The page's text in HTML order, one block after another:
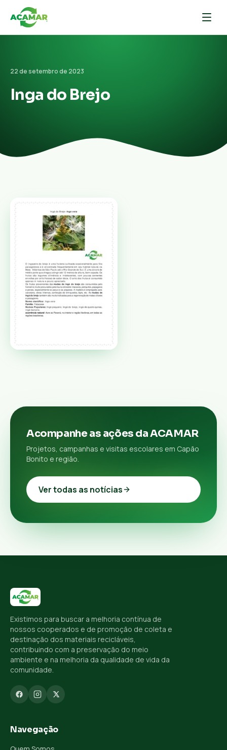
22 de setembro de 2023
Inga do Brejo
Acompanhe as ações da ACAMAR
Projetos, campanhas e visitas escolares em Capão
Bonito e região.
Ver todas as notícias
Existimos para buscar a melhoria contínua de
nossos cooperados e de promoção de coleta e
destinação dos materiais recicláveis,
contribuindo com a preservação do meio
ambiente e na melhoria da qualidade de vida da
comunidade.
Navegação